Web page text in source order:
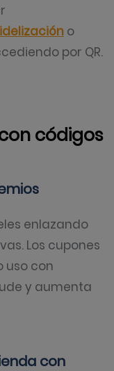
o
por QR.
códigos
enlazando
Los cupones
uso con
y aumenta
con